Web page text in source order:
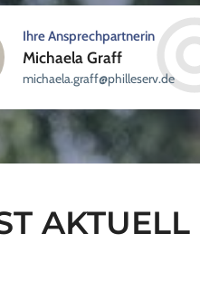
Ihre Ansprechpartnerin
Michaela Graff
ed.vre
sellihp@ffarg.aleahcim
AKTUELL